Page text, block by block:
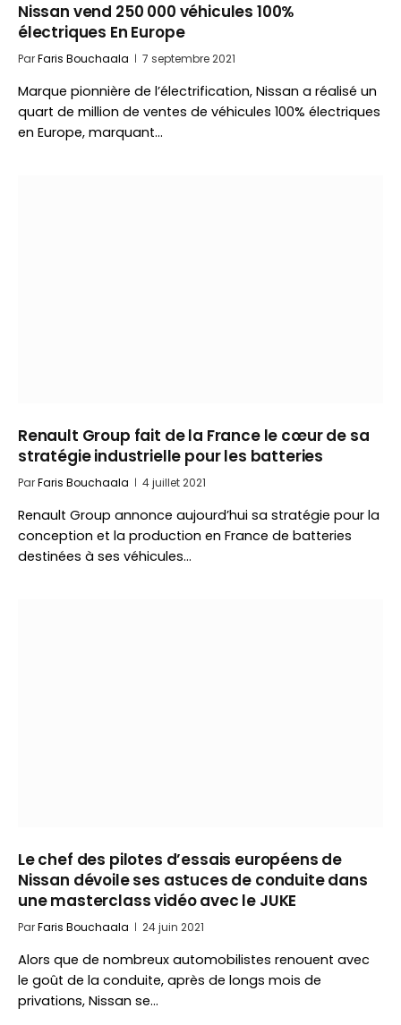
Nissan vend 250 000 véhicules 100%
électriques En Europe
ParFaris Bouchaala 7 septembre 2021
Marque pionnière de l’électrification, Nissan a réalisé un
quart de million de ventes de véhicules 100% électriques
en Europe, marquant…
Renault Group fait de la France le cœur de sa
stratégie industrielle pour les batteries
ParFaris Bouchaala 4 juillet 2021
Renault Group annonce aujourd’hui sa stratégie pour la
conception et la production en France de batteries
destinées à ses véhicules…
Le chef des pilotes d’essais européens de
Nissan dévoile ses astuces de conduite dans
une masterclass vidéo avec le JUKE
ParFaris Bouchaala 24 juin 2021
Alors que de nombreux automobilistes renouent avec
le goût de la conduite, après de longs mois de
privations, Nissan se…